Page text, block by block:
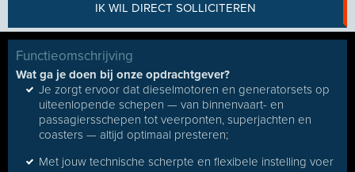
IK WIL DIRECT SOLLICITEREN
Functieomschrijving
Wat ga je doen bij onze opdrachtgever?
Je zorgt ervoor dat dieselmotoren en generatorsets op
uiteenlopende schepen — van binnenvaart- en
passagiersschepen tot veerponten, superjachten en
coasters — altijd optimaal presteren;
Met jouw technische scherpte en flexibele instelling voer